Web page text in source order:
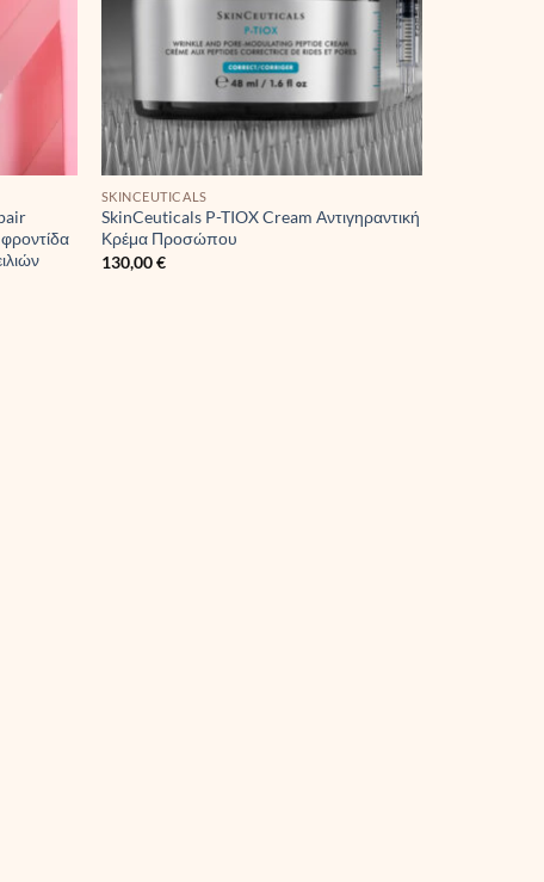
φροντίδα
SKINCEUTICALS
SkinCeuticals P-TIOX Cream Αντιγηραντική
Κρέμα Προσώπου
130,00€